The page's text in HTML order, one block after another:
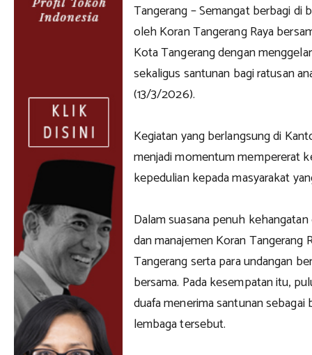
Tangerang – Semangat berbagi di
oleh Koran Tangerang Raya
Kota Tangerang dengan
sekaligus santunan bagi ratusan
(13/3/2026).
Kegiatan yang berlangsung di
menjadi momentum mempererat
kepedulian kepada masyarakat
Dalam suasana penuh
dan manajemen Koran
Tangerang serta para undangan
bersama. Pada kesempatan itu,
duafa menerima santunan
lembaga tersebut.